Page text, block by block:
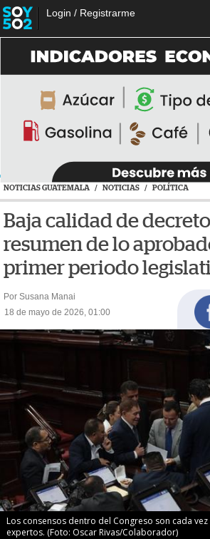
Login / Registrarme
NOTICIAS GUATEMALA / NOTICIAS / POLÍTICA
Baja calidad de
resumen de lo
primer periodo
Por Susana Manai
18 de mayo de 2026, 01:00
Los consensos dentro del Congreso son cada
expertos. (Foto: Oscar Rivas/Colaborador)